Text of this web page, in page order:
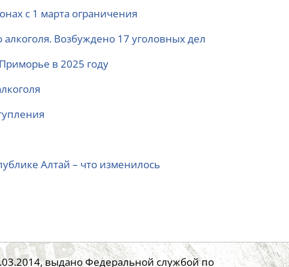
с 1 марта ограничения
Возбуждено 17 уголовных дел
в 2025 году
Алтай – что изменилось
выдано Федеральной службой по